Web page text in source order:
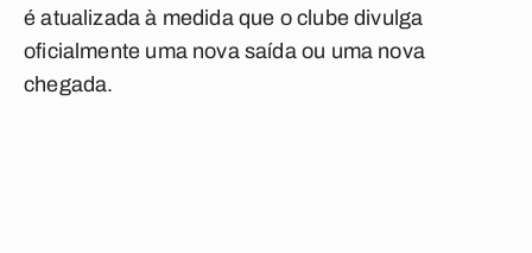
é atualizada à medida que o clube divulga
oficialmente uma nova saída ou uma nova
chegada.